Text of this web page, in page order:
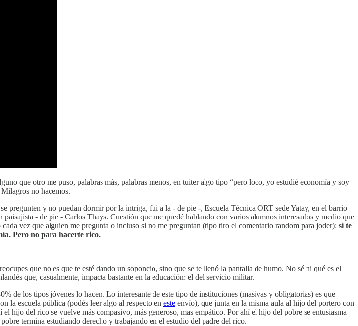
que otro me puso, palabras más, palabras menos, en tuiter algo tipo “pero loco, yo estudié economía y soy
no hacemos.
pregunten y no puedan dormir por la intriga, fui a la - de pie -, Escuela Técnica ORT sede Yatay, en el barrio
paisajista - de pie - Carlos Thays. Cuestión que me quedé hablando con varios alumnos interesados y medio que
vez que alguien me pregunta o incluso si no me preguntan (tipo tiro el comentario random para joder): si te
Pero no para hacerte rico.
que no es que te esté dando un soponcio, sino que se te llenó la pantalla de humo. No sé ni qué es el
que, casualmente, impacta bastante en la educación: el del servicio militar.
de los tipos jóvenes lo hacen. Lo interesante de este tipo de instituciones (masivas y obligatorias) es que
la escuela pública (podés leer algo al respecto en este envío), que junta en la misma aula al hijo del portero con
hijo del rico se vuelve más compasivo, más generoso, mas empático. Por ahí el hijo del pobre se entusiasma
termina estudiando derecho y trabajando en el estudio del padre del rico.